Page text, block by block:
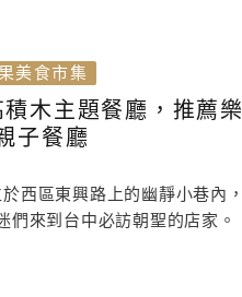
美食市集
木主題餐廳，推薦樂
子餐廳
西區東興路上的幽靜小巷內，
們來到台中必訪朝聖的店家。